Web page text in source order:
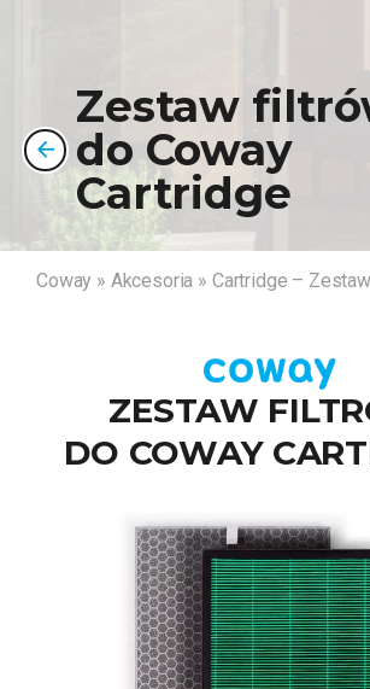
Zestaw
do Coway
Cartridge
Coway » Akcesoria » Cartridge –
ZESTAW
DO COWAY